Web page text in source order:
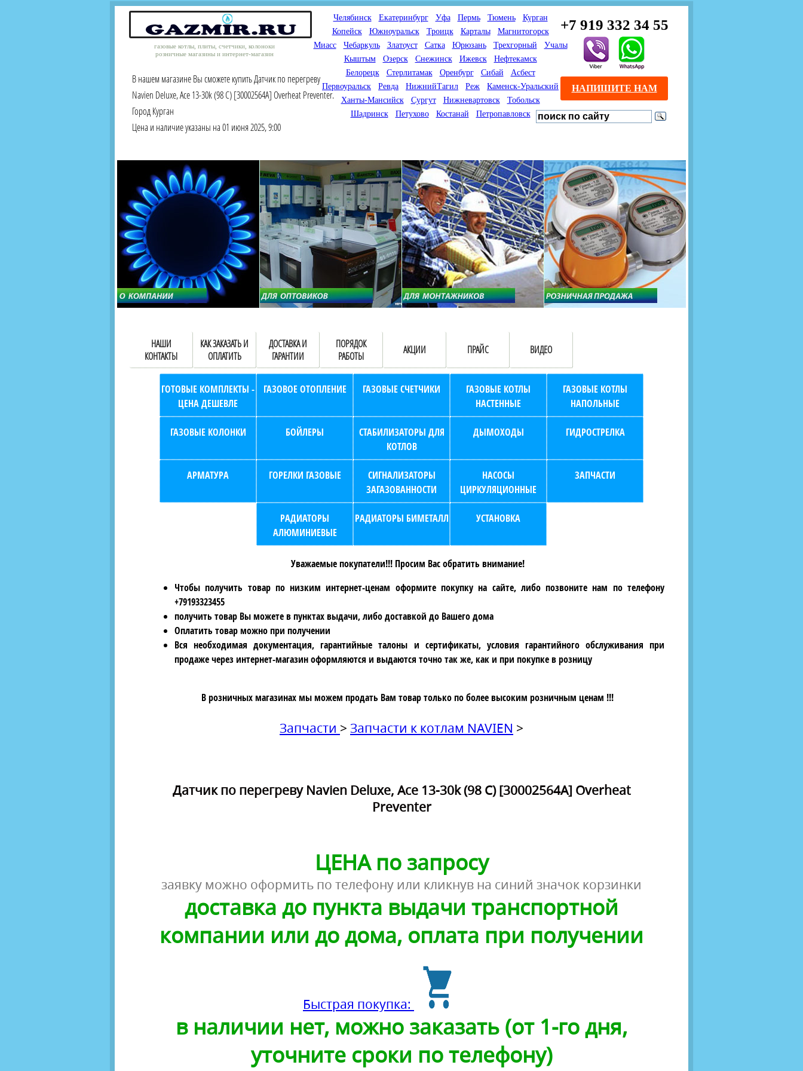
газовые котлы, плиты, счетчики, колоноки
розничные магазины и интернет-магазин
+7 919 332 34 55
Челябинск Екатеринбург Уфа Пермь Тюмень
Курган
Копейск
Южноуральск Троицк Карталы
Магнитогорск
Миасс
Чебаркуль Златоуст Сатка Юрюзань Трехгорный
Учалы
Кыштым
Озерск Снежинск Ижевск
Нефтекамск
Белорецк
Стерлитамак Оренбург Сибай
Асбест
Первоуральск
Ревда НижнийТагил Реж
Каменск-Уральский
Ханты-Мансийск
Сургут Нижневартовск
Тобольск
Шадринск
Петухово Костанай Петропавловск
В нашем магазине Вы сможете купить Датчик по перегреву
Navien Deluxe, Ace 13-30k (98 C) [30002564A] Overheat Preventer.
Город Курган
Цена и наличие указаны на 01 июня 2025, 9:00
НАПИШИТЕ НАМ
Мы продаем газовые котлы
для отопления,
водонагреватели, счетчики
газа с доставкой по городам
России и Казахстана
Мы специализируемся на
снабжении магазинов
газового оборудования.
Предлагаем полный
ассортимент товара для
открытия магазина газового
оборудования в Вашем
городе. Мы знаем что будет
продаваться.
Предлагаем взаимовыгодное
сотрудничество
монтажникам газового
оборудования. Если Вы
занимаетесь установкой
газового оборудования, мы
предлагаем Вам оптовые
цены и документарное
сопровождение Ваших
продаж (берем всю
бухгалтерию "на себя")
НАШИ
КОНТАКТЫ
КАК ЗАКАЗАТЬ И
ОПЛАТИТЬ
ДОСТАВКА И
ГАРАНТИИ
ПОРЯДОК
РАБОТЫ
АКЦИИ ПРАЙС ВИДЕО
ГОТОВЫЕ КОМПЛЕКТЫ -
ЦЕНА ДЕШЕВЛЕ
ГАЗОВОЕ ОТОПЛЕНИЕ ГАЗОВЫЕ СЧЕТЧИКИ
ГАЗОВЫЕ КОТЛЫ
НАСТЕННЫЕ
ГАЗОВЫЕ КОТЛЫ
НАПОЛЬНЫЕ
ГАЗОВЫЕ КОЛОНКИ БОЙЛЕРЫ
СТАБИЛИЗАТОРЫ ДЛЯ
КОТЛОВ
ДЫМОХОДЫ ГИДРОСТРЕЛКА
АРМАТУРА ГОРЕЛКИ ГАЗОВЫЕ
СИГНАЛИЗАТОРЫ
ЗАГАЗОВАННОСТИ
НАСОСЫ
ЦИРКУЛЯЦИОННЫЕ
ЗАПЧАСТИ
РАДИАТОРЫ
АЛЮМИНИЕВЫЕ
РАДИАТОРЫ БИМЕТАЛЛ УСТАНОВКА
Уважаемые покупатели!!! Просим Вас обратить внимание!
Чтобы получить товар по низким интернет-ценам оформите покупку на сайте, либо позвоните нам по телефону
+79193323455
получить товар Вы можете в пунктах выдачи, либо доставкой до Вашего дома
Оплатить товар можно при получении
Вся необходимая документация, гарантийные талоны и сертификаты, условия гарантийного обслуживания при
продаже через интернет-магазин оформляются и выдаются точно так же, как и при покупке в розницу
В розничных магазинах мы можем продать Вам товар только по более высоким розничным ценам !!!
Запчасти > Запчасти к котлам NAVIEN >
Датчик по перегреву Navien Deluxe, Ace 13-30k (98 C) [30002564A] Overheat
Preventer
ЦЕНА по запросу
заявку можно оформить по телефону или кликнув на синий значок корзинки
доставка до пункта выдачи транспортной
компании или до дома, оплата при получении
Быстрая покупка:
в наличии нет, можно заказать (от 1-го дня,
уточните сроки по телефону)